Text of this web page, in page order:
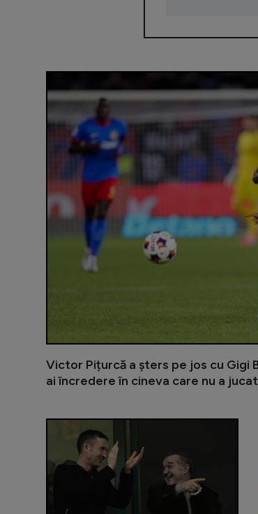
Victor Pițurcă a șters pe jos cu Gigi
ai încredere în cineva care nu a